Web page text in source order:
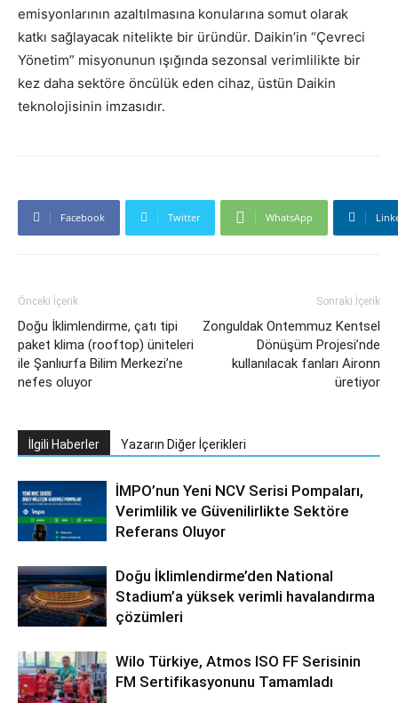
emisyonlarının azaltılmasına konularına somut olarak
katkı sağlayacak nitelikte bir üründür. Daikin’in “Çevreci
Yönetim” misyonunun ışığında sezonsal verimlilikte bir
kez daha sektöre öncülük eden cihaz, üstün Daikin
teknolojisinin imzasıdır.
Facebook Twitter WhatsApp
Önceki İçerik
Doğu İklimlendirme, çatı tipi
paket klima (rooftop) üniteleri
ile Şanlıurfa Bilim Merkezi’ne
nefes oluyor
Sonraki İçerik
Zonguldak Ontemmuz Kentsel
Dönüşüm Projesi’nde
kullanılacak fanları Aironn
üretiyor
İlgili Haberler Yazarın Diğer İçerikleri
İMPO’nun Yeni NCV Serisi Pompaları,
Verimlilik ve Güvenilirlikte Sektöre
Referans Oluyor
Doğu İklimlendirme’den National
Stadium’a yüksek verimli havalandırma
çözümleri
Wilo Türkiye, Atmos ISO FF Serisinin
FM Sertifikasyonunu Tamamladı